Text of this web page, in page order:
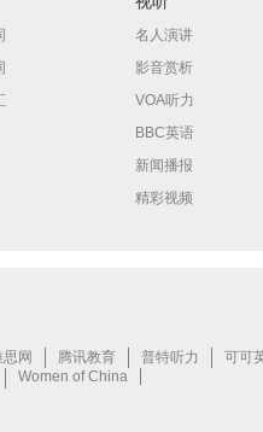
名人演讲
影音赏析
VOA听力
BBC英语
新闻播报
精彩视频